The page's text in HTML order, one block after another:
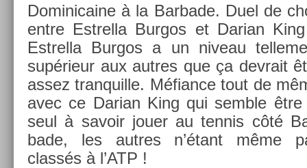
Dominicaine à la Bar­bade. Duel de
entre Estrel­la Bur­gos et Darian
Estrel­la Bur­gos a un niveau
supérieur aux aut­res que ça de­vrait
assez tran­quil­le. Méfian­ce tout de
avec ce Darian King qui semble être
seul à savoir jouer au ten­nis côté
bade, les aut­res n’étant même
classés à l’ATP !